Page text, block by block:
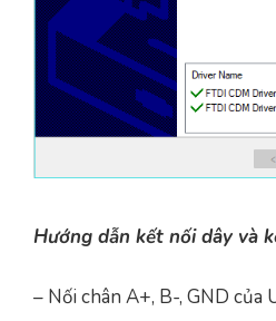
Hướng dẫn kết nối dây và
– Nối chân A+, B-, GND của